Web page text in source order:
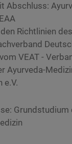
Abschluss:
Richtlinien
VEAT -
Ayurveda-
e.V.
Grundstudium